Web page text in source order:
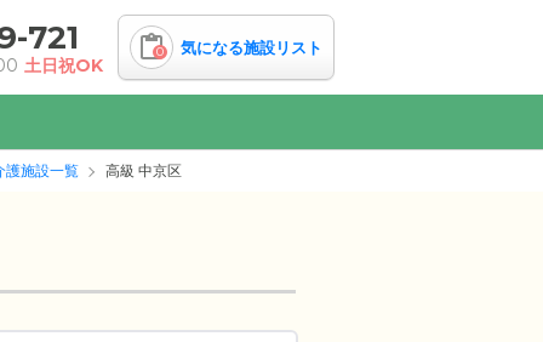
721
土日祝OK
0 気になる施設リスト
護施設一覧 高級 中京区